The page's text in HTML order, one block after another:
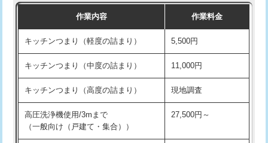
排水管工事（土の掘削・埋め戻し作
11,000円~
排水管工事（排水管工事/3ｍまで） 55,000円
排水管工事（追加 排水管工事/3ｍ超
+11,000円
マス交換（土の掘削・埋め戻し作業）
マス交換（深さ50㎝未満）
式・ワンホール）)
交換・取付(排水栓・排水トラップ
22,000円+材料費
持込商品取付（単水栓）
作業内容 作業料金
キッチンつまり（軽度の詰まり） 5,500円
キッチンつまり（中度の詰まり） 11,000円
キッチンつまり（高度の詰まり） 現地調査
高圧洗浄機使用/3mまで
（一般向け（戸建て・集合））
27,500円～